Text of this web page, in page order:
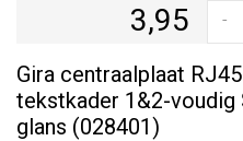
3,95 -
Gira centraalplaat
tekstkader 1&2-voudig
glans (028401)